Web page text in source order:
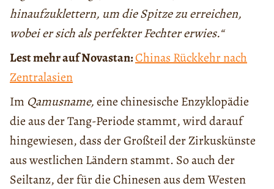
hinaufzuklettern, um die Spitze zu erreichen,
wobei er sich als perfekter Fechter erwies.“
Lest mehr auf Novastan:Chinas Rückkehr nach
Zentralasien
Im Qamusname,eine chinesische Enzyklopädie
die aus der Tang-Periode stammt, wird darauf
hingewiesen, dass der Großteil der Zirkuskünste
aus westlichen Ländern stammt. So auch der
Seiltanz, der für die Chinesen aus dem Westen